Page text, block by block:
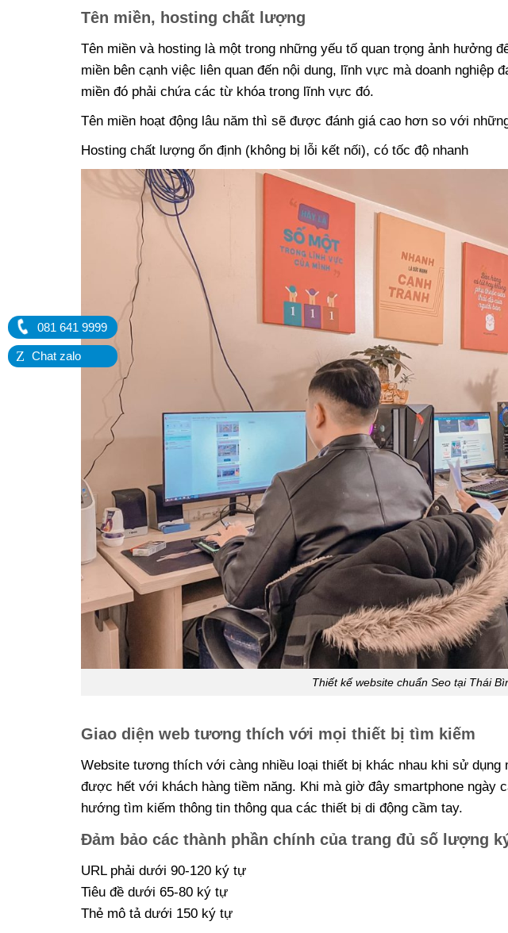
081 641 9999
Z Chat zalo
Tên miền, hosting chất lượng
Tên miền và hosting là một trong những yếu tố quan trọng ảnh hưởng
miền bên cạnh việc liên quan đến nội dung, lĩnh vực mà doanh nghiệp
miền đó phải chứa các từ khóa trong lĩnh vực đó.
Tên miền hoạt động lâu năm thì sẽ được đánh giá cao hơn so với
Hosting chất lượng ổn định (không bị lỗi kết nối), có tốc độ nhanh
Thiết kế website chuẩn Seo tại Thái
Giao diện web tương thích với mọi thiết bị tìm kiếm
Website tương thích với càng nhiều loại thiết bị khác nhau khi sử dụng
được hết với khách hàng tiềm năng. Khi mà giờ đây smartphone ngày
hướng tìm kiếm thông tin thông qua các thiết bị di động cầm tay.
Đảm bảo các thành phần chính của trang đủ số lượng
URL phải dưới 90-120 ký tự
Tiêu đề dưới 65-80 ký tự
Thẻ mô tả dưới 150 ký tự